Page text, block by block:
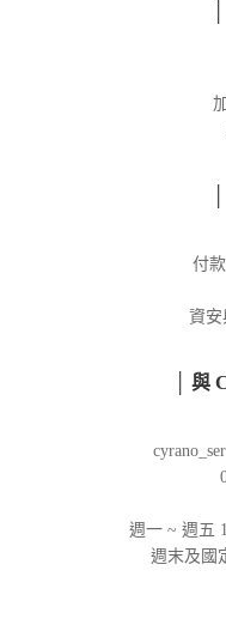
付
資安
│ 與
週一 ~ 週五
週末及國